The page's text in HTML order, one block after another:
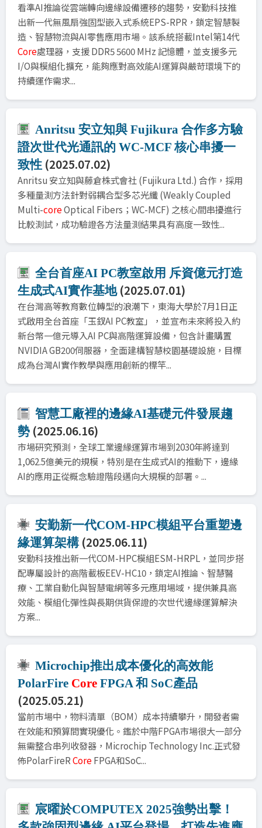
看準AI推論從雲端轉向邊緣設備遷移的趨勢，安勤科技推
出新一代無風扇強固型嵌入式系統EPS-RPR，鎖定智慧製
造、智慧物流與AI零售應用市場。該系統搭載Intel第14代
Core處理器，支援 DDR5 5600 MHz 記憶體，並支援多元
I/O與模組化擴充，能夠應對高效能AI運算與嚴苛環境下的
持續運作需求...
Anritsu 安立知與 Fujikura 合作多方驗
證次世代光通訊的 WC-MCF 核心串擾一
致性 (2025.07.02)
Anritsu 安立知與藤倉株式會社 (Fujikura Ltd.) 合作，採用
多種量測方法針對弱耦合型多芯光纖 (Weakly Coupled
Multi-coreOptical Fibers；WC-MCF) 之核心間串擾進行
比較測試，成功驗證各方法量測結果具有高度一致性...
全台首座AI PC教室啟用 斥資億元打造
生成式AI實作基地(2025.07.01)
在台灣高等教育數位轉型的浪潮下，東海大學於7月1日正
式啟用全台首座「玉釵AI PC教室」，並宣布未來將投入約
新台幣一億元導入AI PC與高階運算設備，包含計畫購置
NVIDIA GB200伺服器，全面建構智慧校園基礎設施，目標
成為台灣AI實作教學與應用創新的標竿...
智慧工廠裡的邊緣AI基礎元件發展趨
勢 (2025.06.16)
市場研究預測，全球工業邊緣運算市場到2030年將達到
1,062.5億美元的規模，特別是在生成式AI的推動下，邊緣
AI的應用正從概念驗證階段邁向大規模的部署。...
安勤新一代COM-HPC模組平台重塑邊
緣運算架構(2025.06.11)
安勤科技推出新一代COM-HPC模組ESM-HRPL，並同步搭
配專屬設計的高階載板EEV-HC10，鎖定AI推論、智慧醫
療、工業自動化與智慧電網等多元應用場域，提供兼具高
效能、模組化彈性與長期供貨保證的次世代邊緣運算解決
方案...
Microchip推出成本優化的高效能
PolarFire Core FPGA 和 SoC產品
(2025.05.21)
當前市場中，物料清單（BOM）成本持續攀升，開發者需
在效能和預算間實現優化。鑑於中階FPGA市場很大一部分
無需整合串列收發器，Microchip Technology Inc.正式發
佈PolarFireRCoreFPGA和SoC...
宸曜於COMPUTEX 2025強勢出擊！